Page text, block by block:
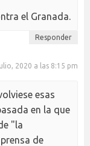
el Granada.
Responder
2020 a las 8:15 pm
esas
en la que
"la
de